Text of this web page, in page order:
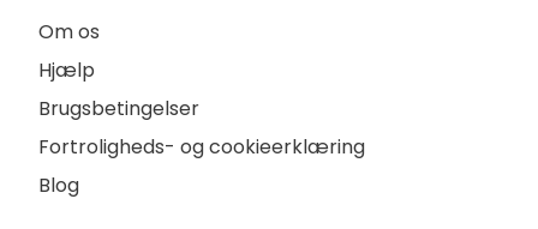
Om os
Hjælp
Brugsbetingelser
Fortroligheds- og cookieerklæring
Blog